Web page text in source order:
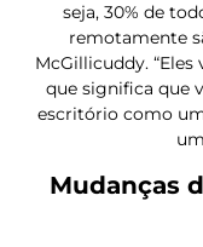
seja, 30% de
remotamente
McGillicuddy.
que significa que
escritório como
Mudanças